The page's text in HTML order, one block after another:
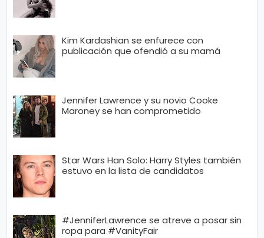
Kim Kardashian se enfurece con
publicación que ofendió a su mamá
Jennifer Lawrence y su novio Cooke
Maroney se han comprometido
Star Wars Han Solo: Harry Styles también
estuvo en la lista de candidatos
#JenniferLawrence se atreve a posar sin
ropa para #VanityFair